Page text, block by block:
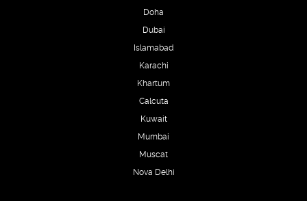
Doha
Dubai
Islamabad
Karachi
Khartum
Calcuta
Kuwait
Mumbai
Muscat
Nova Delhi